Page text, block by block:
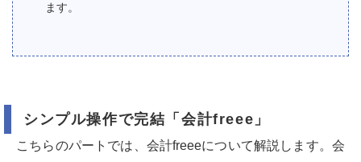
ます。
シンプル操作で完結「会計freee」
こちらのパートでは、会計freeeについて解説します。会